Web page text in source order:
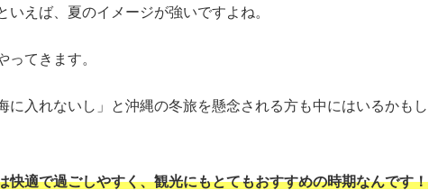
えば、夏のイメージが強いですよね。
てきます。
に入れないし」と沖縄の冬旅を懸念される方も中にはいるかもし
快適で過ごしやすく、観光にもとてもおすすめの時期なんです！